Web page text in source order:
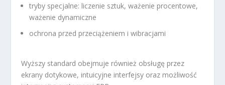
tryby specjalne: liczenie sztuk, ważenie procentowe,
ważenie dynamiczne
ochrona przed przeciążeniem i wibracjami
Wyższy standard obejmuje również obsługę przez
ekrany dotykowe, intuicyjne interfejsy oraz możliwość